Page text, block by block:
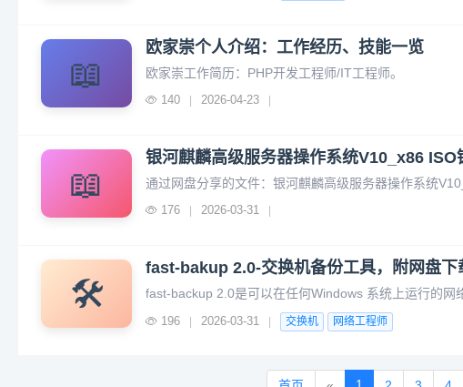
📖
欧家崇个人介绍：工作经历、技能一览
欧家崇工作简历：PHP开发工程师/IT工程师。
140 2026-04-23
📖
银河麒麟高级服务器操作系统V10_x86 ISO
176 2026-03-31
🛠️
fast-bakup 2.0-交换机备份工具，附网盘下
196 2026-03-31 交换机 网络工程师